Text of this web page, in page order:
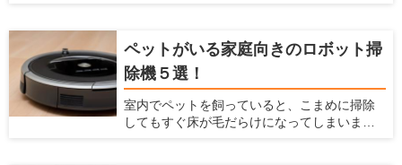
しましょう。この記事では、脱走防止を考え
るポイントと、使い勝手の良いアイテムをま
とめて紹介します。
ペットがいる家庭向きのロボット掃
除機５選！
室内でペットを飼っていると、こまめに掃除
してもすぐ床が毛だらけになってしまいま